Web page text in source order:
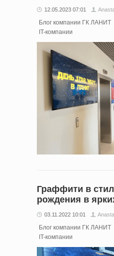
12.05.2023 07:01
Блог компании ГК ЛАНИТ
IT-компании
Граффити в
рождения в
03.11.2022 10:01
Блог компании ГК ЛАНИТ
IT-компании